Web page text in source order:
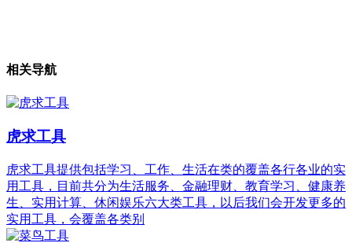
相关导航
虎求工具
虎求工具提供包括学习、工作、生活在类的覆盖各行各业的实
用工具，目前共分为生活服务、金融理财、教育学习、健康养
生、实用计算、休闲娱乐六大类工具，以后我们会开发更多的
实用工具，会覆盖各类别